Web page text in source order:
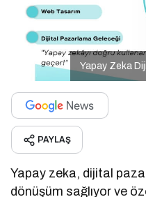
Yapay Zeka
PAYLAŞ
Yapay zeka, dijital
dönüşüm sağlıyor ve